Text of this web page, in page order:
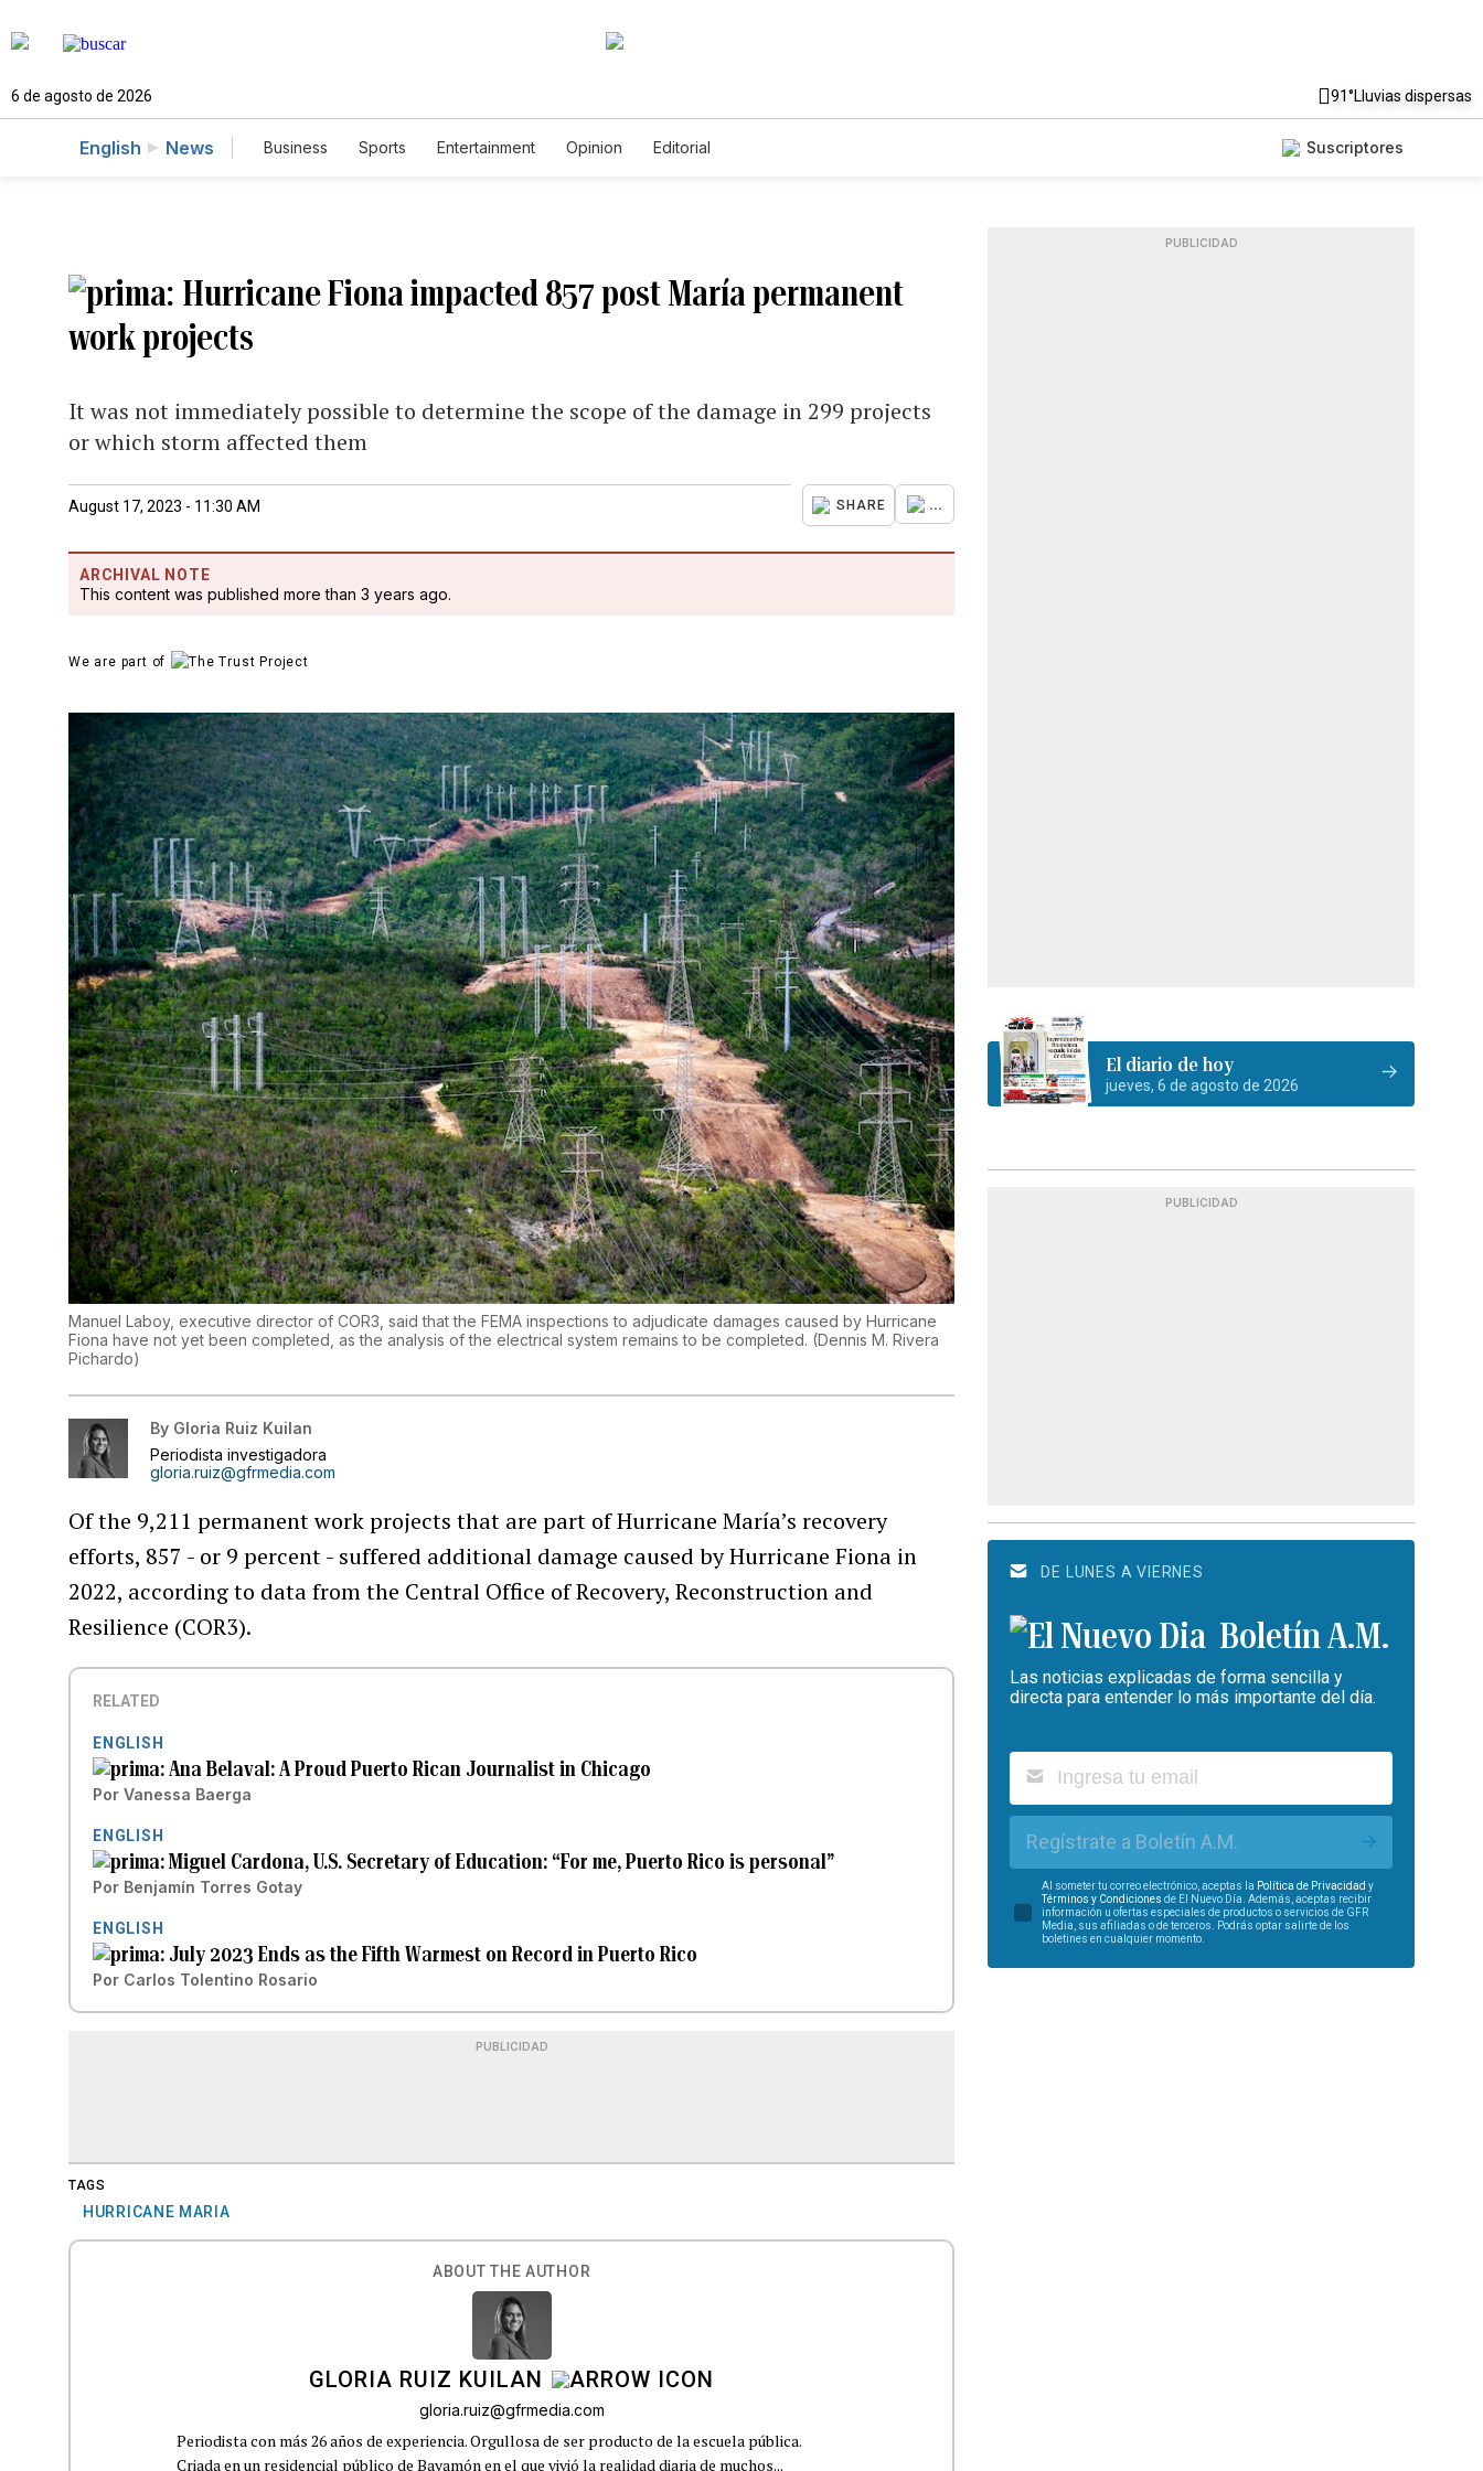
6 de agosto de 2026 91°Lluvias dispersas
English News Business Sports Entertainment Opinion Editorial Suscriptores
Hurricane Fiona impacted 857 post María permanent
work projects
It was not immediately possible to determine the scope of the damage in 299 projects
or which storm affected them
August 17, 2023 - 11:30 AM SHARE ...
ARCHIVAL NOTE
This content was published more than 3 years ago.
We are part of
Manuel Laboy, executive director of COR3, said that the FEMA inspections to adjudicate damages caused by Hurricane
Fiona have not yet been completed, as the analysis of the electrical system remains to be completed. (Dennis M. Rivera
Pichardo)
By Gloria Ruiz Kuilan
Periodista investigadora
gloria.ruiz@gfrmedia.com
Of the 9,211 permanent work projects that are part of Hurricane María’s recovery
efforts, 857 - or 9 percent - suffered additional damage caused by Hurricane Fiona in
2022, according to data from the Central Office of Recovery, Reconstruction and
Resilience (COR3).
RELATED
ENGLISH
Ana Belaval: A Proud Puerto Rican Journalist in Chicago
Por Vanessa Baerga
ENGLISH
Miguel Cardona, U.S. Secretary of Education: “For me, Puerto Rico is personal”
Por Benjamín Torres Gotay
ENGLISH
July 2023 Ends as the Fifth Warmest on Record in Puerto Rico
Por Carlos Tolentino Rosario
PUBLICIDAD
TAGS
HURRICANE MARIA
ABOUT THE AUTHOR
GLORIA RUIZ KUILAN
gloria.ruiz@gfrmedia.com
Periodista con más 26 años de experiencia. Orgullosa de ser producto de la escuela pública.
Criada en un residencial público de Bayamón en el que vivió la realidad diaria de muchos...
PUBLICIDAD
El diario de hoy
jueves, 6 de agosto de 2026
PUBLICIDAD
DE LUNES A VIERNES
Boletín A.M.
Las noticias explicadas de forma sencilla y
directa para entender lo más importante del día.
Regístrate a Boletín A.M.
Al someter tu correo electrónico, aceptas la Política de Privacidad y
Términos y Condiciones de El Nuevo Día. Además, aceptas recibir
información u ofertas especiales de productos o servicios de GFR
Media, sus afiliadas o de terceros. Podrás optar salirte de los
boletines en cualquier momento.